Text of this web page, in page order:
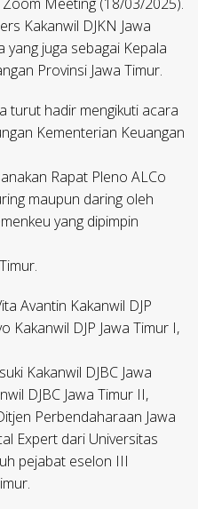
Kakanwil DJKN Jawa
juga sebagai Kepala
Provinsi Jawa Timur.
turut hadir mengikuti acara
Kementerian Keuangan
Rapat Pleno ALCo
maupun daring oleh
yang dipimpin
Avantin Kakanwil DJP
Kakanwil DJP Jawa Timur I,
Kakanwil DJBC Jawa
DJBC Jawa Timur II,
Perbendaharaan Jawa
Expert dari Universitas
pejabat eselon III